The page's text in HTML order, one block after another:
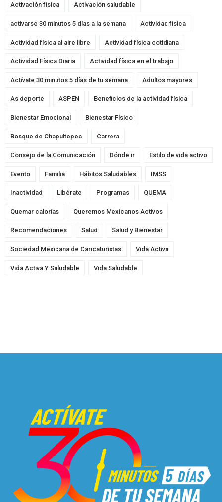
Activación física Activación saludable
activarse 30 minutos 5 días a la semana Actividad física
Actividad física al aire libre Actividad física cotidiana
Actividad Física Diaria Actividad física en el trabajo
Actívate 30 minutos 5 días de tu semana Adultos mayores
As deporte ASPEN Beneficios de la actividad física
Bienestar Emocional Bienestar Físico
Bosque de Chapultepec Carrera
Consejo de la Comunicación Dónde ir Estilo de vida activo
Evento Familia Hábitos Saludables IMSS
Inactividad Libérate Programas QUEMA
Quemar calorías Queremos Mexicanos Activos
Recomendaciones Salud Salud y Bienestar
Sociedad Mexicana de Caricaturistas Vida Activa
Vida Activa Y Saludable Vida Saludable